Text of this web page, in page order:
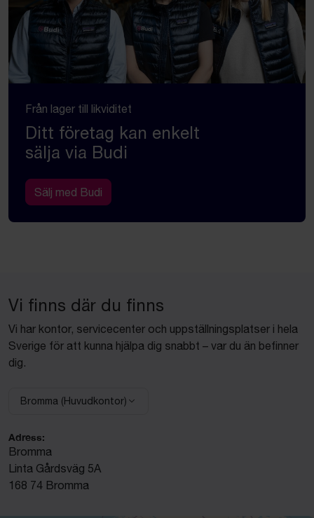
Från lager till likviditet
Ditt företag kan enkelt
sälja via Budi
Sälj med Budi
Vi finns där du finns
Vi har kontor, servicecenter och uppställningsplatser i hela
Sverige för att kunna hjälpa dig snabbt – var du än befinner
dig.
Välj anläggning:
Bromma (Huvudkontor)
Adress:
Bromma
Linta Gårdsväg 5A
168 74 Bromma